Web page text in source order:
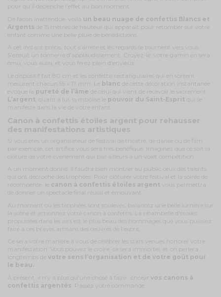
pour qu’il déclenche l’effet au bon moment.
De façon inattendue, voilà un beau nuage de confettis Blancs et
Argents de 15 mètres de hauteur qui apparaît pour retomber sur votre
enfant comme une belle pluie de bénédictions.
À cet instant précis, tout s’arrête et les regards se tournent vers vous.
S’ensuit un tonnerre d’applaudissement. Croyez-le, votre gamin en sera
ému, vous aussi, et vous ferez plein d’envieux.
Le dispositif fait 80 cm et les confettis rectangulaires qui en sortent
mesurent chacun 55 x 17 mm. Le
blanc de cette décoration instantanée
évoque la pureté de l’âme de celui qui vient de recevoir le sacrement.
L’argent , quant à lui, symbolise le pouvoir du Saint-Esprit qui se
manifeste dans la vie de votre enfant.
Canon à confettis étoiles argent pour rehausser
des manifestations artistiques
Si vous êtes un organisateur de festival de théâtre, de danse ou de film
par exemple, cet artifice vous sera très bénéfique. Imaginez que ce soit la
clôture de votre événement qui par ailleurs a un volet compétition.
À un moment donné, il faudra bien montrer au public ceux des talents
qui ont décroché des trophées. Pour clôturer votre festival et la soirée de
récompense, le canon à confettis étoiles argent vous permettra
de donner un spectacle final réussi et émouvant.
Au moment où les trophées sont soulevés, balancez une belle lumière sur
la scène et actionnez votre canon à confettis. La ribambelle d’étoiles
propulsées dans les airs est le plus beau des hommages que vous puissiez
faire à ces braves artisans des œuvres de l’esprit.
Ce sera votre manière à vous de célébrer les stars venues honorer votre
manifestation. Vous pouvez le croire, ce sera immortel, et on perlera
longtemps de votre sens l’organisation et de votre goût pour
le beau.
À présent, il n’y a plus qu’une chose à faire : choisir vos canons à
confettis argentés . Passez votre commande.